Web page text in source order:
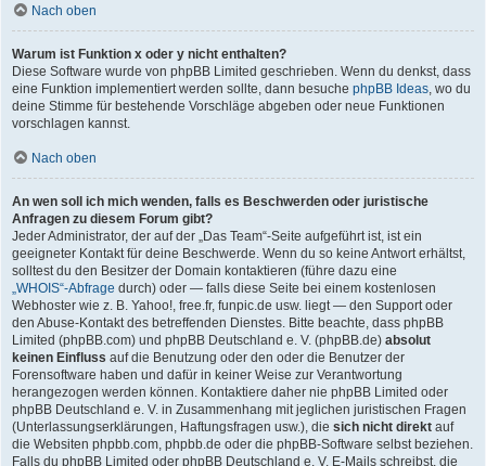
Nach oben
Warum ist Funktion x oder y nicht enthalten?
Diese Software wurde von phpBB Limited geschrieben. Wenn du denkst, dass
eine Funktion implementiert werden sollte, dann besuche phpBB Ideas, wo du
deine Stimme für bestehende Vorschläge abgeben oder neue Funktionen
vorschlagen kannst.
Nach oben
An wen soll ich mich wenden, falls es Beschwerden oder juristische
Anfragen zu diesem Forum gibt?
Jeder Administrator, der auf der „Das Team“-Seite aufgeführt ist, ist ein
geeigneter Kontakt für deine Beschwerde. Wenn du so keine Antwort erhältst,
solltest du den Besitzer der Domain kontaktieren (führe dazu eine
„WHOIS“-Abfrage durch) oder — falls diese Seite bei einem kostenlosen
Webhoster wie z. B. Yahoo!, free.fr, funpic.de usw. liegt — den Support oder
den Abuse-Kontakt des betreffenden Dienstes. Bitte beachte, dass phpBB
Limited (phpBB.com) und phpBB Deutschland e. V. (phpBB.de) absolut
keinen Einfluss auf die Benutzung oder den oder die Benutzer der
Forensoftware haben und dafür in keiner Weise zur Verantwortung
herangezogen werden können. Kontaktiere daher nie phpBB Limited oder
phpBB Deutschland e. V. in Zusammenhang mit jeglichen juristischen Fragen
(Unterlassungserklärungen, Haftungsfragen usw.), die sich nicht direkt auf
die Websiten phpbb.com, phpbb.de oder die phpBB-Software selbst beziehen.
Falls du phpBB Limited oder phpBB Deutschland e. V. E-Mails schreibst, die